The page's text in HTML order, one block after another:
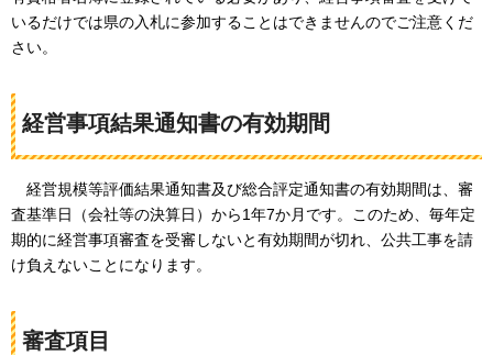
いるだけでは県の入札に参加することはできませんのでご注意くだ
さい。
経営事項結果通知書の有効期間
経営規模等評価結果通知書及び総合評定通知書の有効期間は、審
査基準日（会社等の決算日）から1年7か月です。このため、毎年定
期的に経営事項審査を受審しないと有効期間が切れ、公共工事を請
け負えないことになります。
審査項目